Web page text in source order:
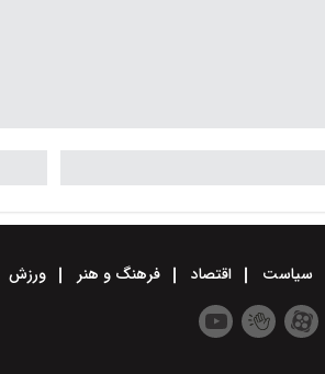
سیاست اقتصاد فرهنگ و هنر ورزش